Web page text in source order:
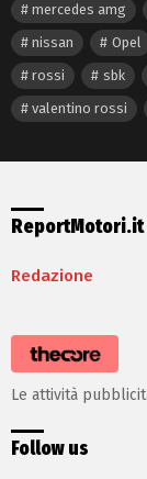
mercedes amg
nissan
Opel
rossi
sbk
valentino rossi
ReportMotori.it
Redazione
Le attività
Follow us